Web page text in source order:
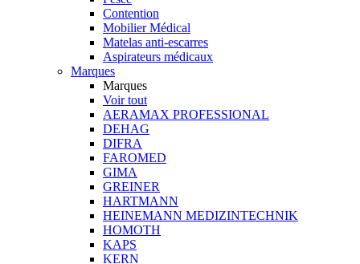
Contention
Mobilier Médical
Matelas anti-escarres
Aspirateurs médicaux
Marques
Marques
Voir tout
AERAMAX PROFESSIONAL
DEHAG
DIFRA
FAROMED
GIMA
GREINER
HARTMANN
HEINEMANN MEDIZINTECHNIK
HOMOTH
KAPS
KERN